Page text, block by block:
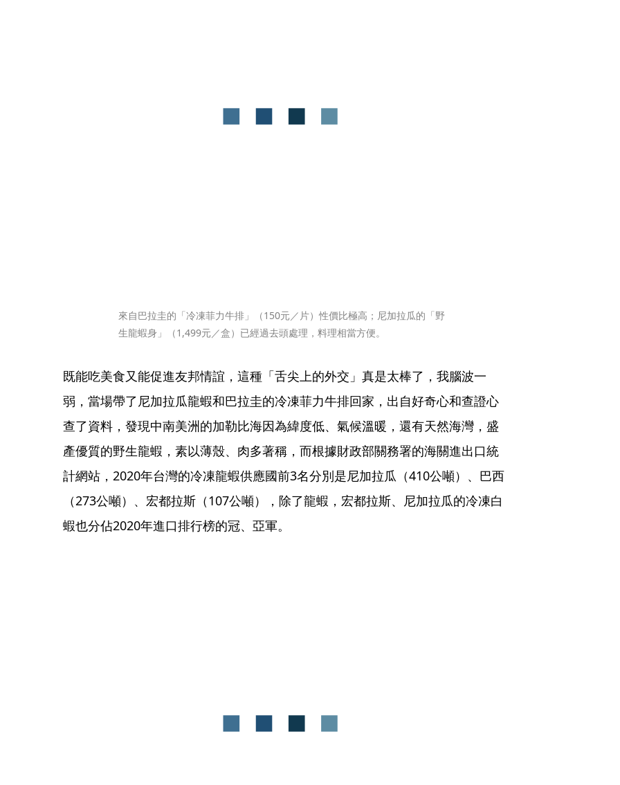
來自巴拉圭的「冷凍菲力牛排」（150元／片）性價比極高；尼加拉瓜的「野
生龍蝦身」（1,499元／盒）已經過去頭處理，料理相當方便。
既能吃美食又能促進友邦情誼，這種「舌尖上的外交」真是太棒了，我腦波一
弱，當場帶了尼加拉瓜龍蝦和巴拉圭的冷凍菲力牛排回家，出自好奇心和查證心
查了資料，發現中南美洲的加勒比海因為緯度低、氣候溫暖，還有天然海灣，盛
產優質的野生龍蝦，素以薄殼、肉多著稱，而根據財政部關務署的海關進出口統
計網站，2020年台灣的冷凍龍蝦供應國前3名分別是尼加拉瓜（410公噸）、巴西
（273公噸）、宏都拉斯（107公噸），除了龍蝦，宏都拉斯、尼加拉瓜的冷凍白
蝦也分佔2020年進口排行榜的冠、亞軍。